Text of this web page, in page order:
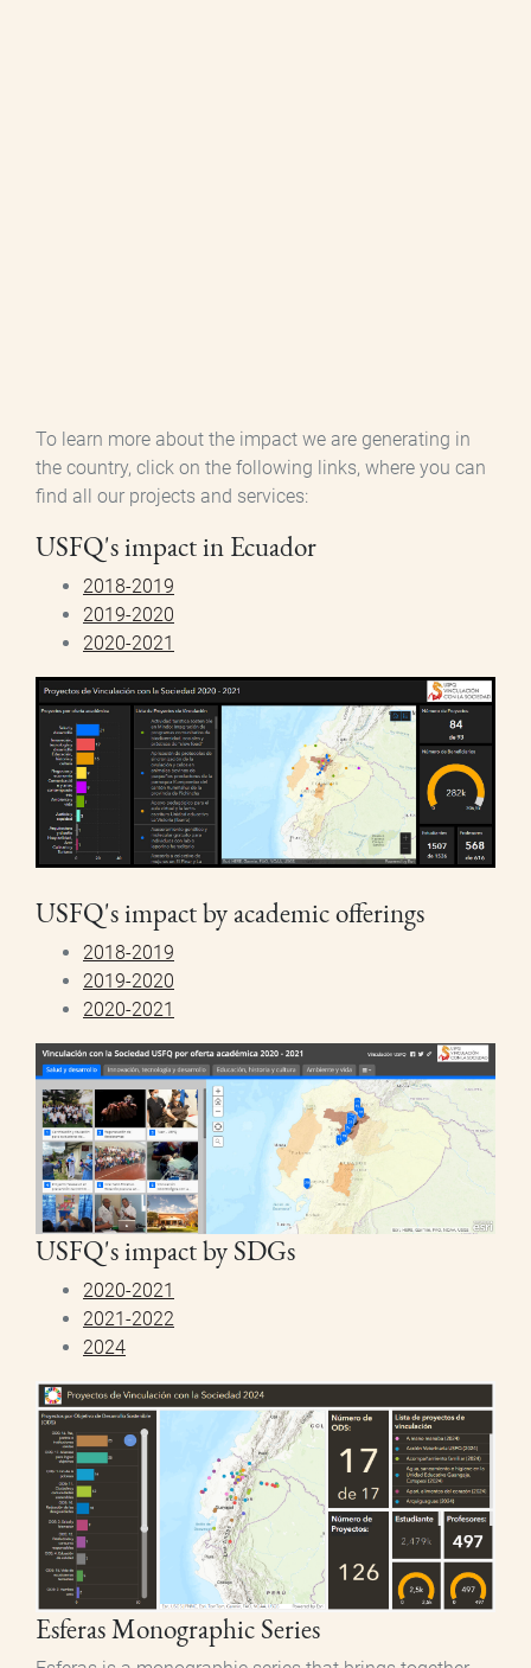
To learn more about the impact we are generating in
the country, click on the following links, where you can
find all our projects and services:
USFQ's impact in Ecuador
2018-2019
2019-2020
2020-2021
USFQ's impact by academic offerings
2018-2019
2019-2020
2020-2021
USFQ's impact by SDGs
2020-2021
2021-2022
2024
Esferas Monographic Series